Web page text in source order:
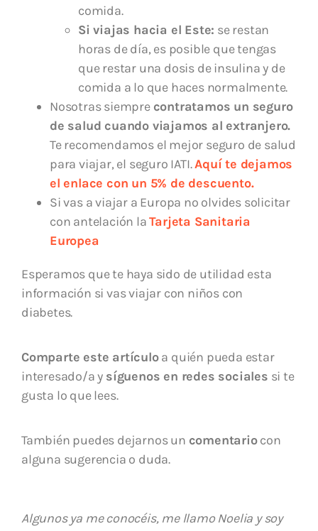
comida.
Si viajas hacia el Este: se restan
horas de día, es posible que tengas
que restar una dosis de insulina y de
comida a lo que haces normalmente.
Nosotras siempre contratamos un seguro
de salud cuando viajamos al extranjero.
Te recomendamos el mejor seguro de salud
para viajar, el seguro IATI.Aquí te dejamos
el enlace con un 5% de descuento.
Si vas a viajar a Europa no olvides solicitar
con antelación laTarjeta Sanitaria
Europea
Esperamos que te haya sido de utilidad esta
información si vas viajar con niños con
diabetes.
Comparte este artículoa quién pueda estar
interesado/a y síguenos en redes sociales si te
gusta lo que lees.
También puedes dejarnos un comentariocon
alguna sugerencia o duda.
Algunos ya me conocéis, me llamo Noelia y soy